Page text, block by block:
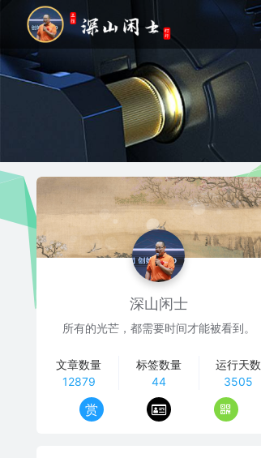
深山闲士
所有的光芒，都需要时间才能被看到。
文章数量
12879
标签数量
44
运行天数
3505
赏